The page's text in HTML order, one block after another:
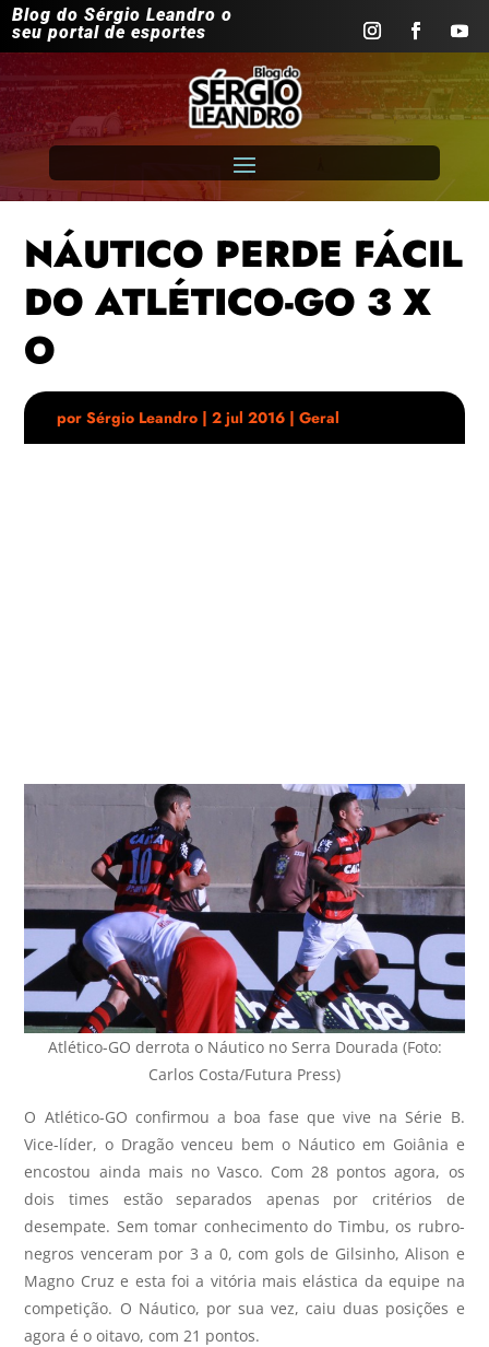
Blog do Sérgio Leandro o
seu portal de esportes
NÁUTICO PERDE FÁCIL
DO ATLÉTICO-GO 3 X
O
porSérgio Leandro |2 jul 2016 |Geral
Atlético-GO derrota o Náutico no Serra Dourada (Foto:
Carlos Costa/Futura Press)
O Atlético-GO confirmou a boa fase que vive na Série B.
Vice-líder, o Dragão venceu bem o Náutico em Goiânia e
encostou ainda mais no Vasco. Com 28 pontos agora, os
dois times estão separados apenas por critérios de
desempate. Sem tomar conhecimento do Timbu, os rubro-
negros venceram por 3 a 0, com gols de Gilsinho, Alison e
Magno Cruz e esta foi a vitória mais elástica da equipe na
competição. O Náutico, por sua vez, caiu duas posições e
agora é o oitavo, com 21 pontos.